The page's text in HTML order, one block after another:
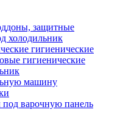
защитные
холодильник
гигиенические
гигиенические
машину
варочную панель